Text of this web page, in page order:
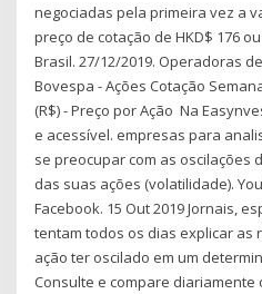
negociadas pela primeira vez a
preço de cotação de HKD$ 176
Brasil. 27/12/2019. Operadoras
Bovespa - Ações Cotação
(R$) - Preço por Ação Na
e acessível. empresas para
se preocupar com as oscilações
das suas ações (volatilidade).
Facebook. 15 Out 2019 Jornais,
tentam todos os dias explicar as
ação ter oscilado em um
Consulte e compare diariamente